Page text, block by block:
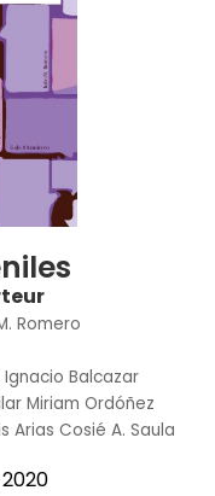
Romero
Ignacio Balcazar
Miriam Ordóñez
Arias Cosié A. Saula
2020